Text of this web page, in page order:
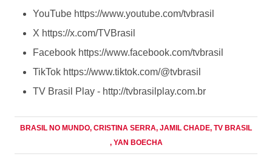
YouTube https://www.youtube.com/tvbrasil
X https://x.com/TVBrasil
Facebook https://www.facebook.com/tvbrasil
TikTok https://www.tiktok.com/@tvbrasil
TV Brasil Play - http://tvbrasilplay.com.br
BRASIL NO MUNDO, CRISTINA SERRA, JAMIL CHADE, TV BRASIL
, YAN BOECHA